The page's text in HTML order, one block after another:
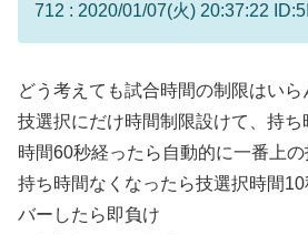
712 : 2020/01/07(火) 20:37:22
どう考えても試合時間の制限はいら
技選択にだけ時間制限設けて、持
時間60秒経ったら自動的に一番上の
持ち時間なくなったら技選択時間
バーしたら即負け